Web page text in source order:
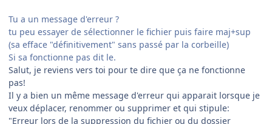
Tu a un message d'erreur ?
tu peu essayer de sélectionner le fichier puis faire maj+sup
(sa efface "définitivement" sans passé par la corbeille)
Si sa fonctionne pas dit le.
Salut, je reviens vers toi pour te dire que ça ne fonctionne
pas!
Il y a bien un même message d'erreur qui apparait lorsque je
veux déplacer, renommer ou supprimer et qui stipule:
"Erreur lors de la suppression du fichier ou du dossier